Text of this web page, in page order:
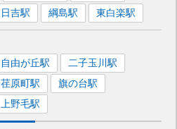
日吉駅 綱島駅 東白楽駅
自由が丘駅 二子玉川 駅
荏原町駅 旗の台駅
上野毛駅